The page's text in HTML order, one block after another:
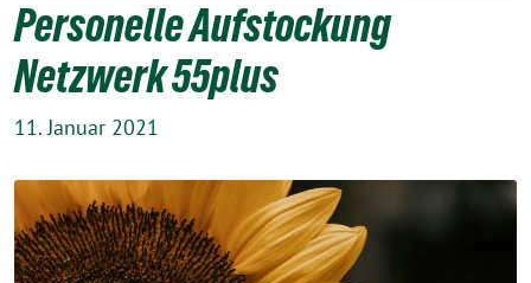
Personelle Aufstockung
Netzwerk 55plus
11. Januar 2021